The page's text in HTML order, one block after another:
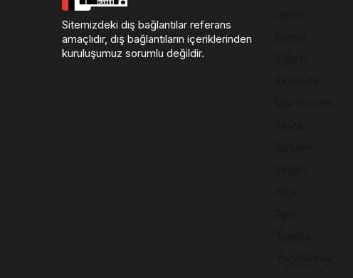
Sitemizdeki dış bağlantılar referans
amaçlıdır, dış bağlantıların içeriklerinden
kuruluşumuz sorumlu değildir.